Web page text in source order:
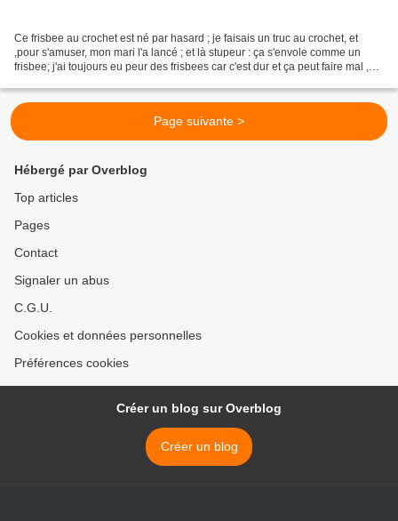
Ce frisbee au crochet est né par hasard ; je faisais un truc au crochet, et
,pour s'amuser, mon mari l'a lancé ; et là stupeur : ça s'envole comme un
frisbee; j'ai toujours eu peur des frisbees car c'est dur et ça peut faire mal ,
Page suivante >
Hébergé par Overblog
Top articles
Pages
Contact
Signaler un abus
C.G.U.
Cookies et données personnelles
Préférences cookies
Créer un blog sur Overblog
Créer un blog